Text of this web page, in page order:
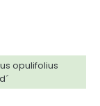
opulifolius